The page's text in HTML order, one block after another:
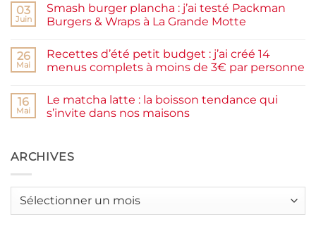
et
rapide
sur
Pancakes
à
complète,
moelleux
et
03
Juin
Smash burger plancha : j’ai testé Packman
Burgers & Wraps à La Grande Motte
sur
Smash
burger
testé
Packman
Burgers &
Grande
Motte
26
Mai
Recettes d’été petit budget : j’ai créé 14
menus complets à moins de 3€ par personne
sur
Recettes
d’été
j’ai
créé
à
16
Mai
Le matcha latte : la boisson tendance qui
s’invite dans nos maisons
Le
matcha
boisson
ARCHIVES
Archives